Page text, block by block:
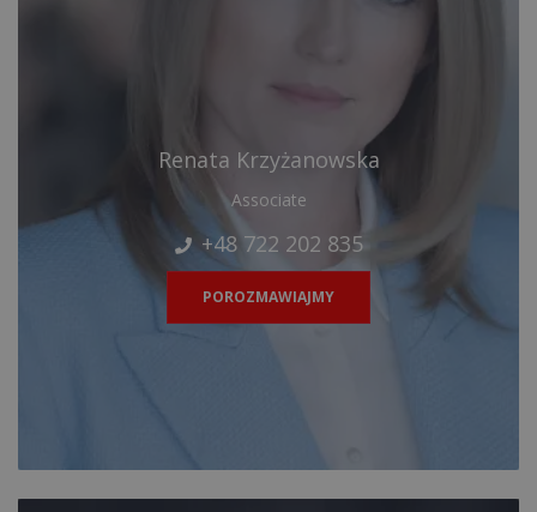
Renata Krzyżanowska
Associate
+48 722 202 835
POROZMAWIAJMY